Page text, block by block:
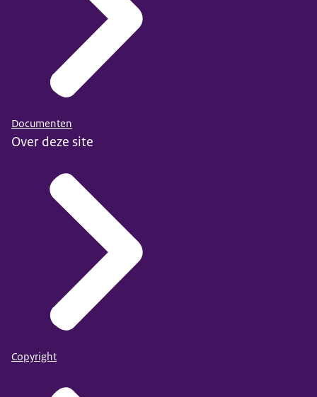
Documenten
Over deze site
Copyright